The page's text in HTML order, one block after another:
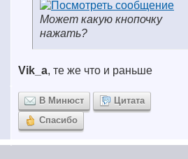
Может какую кнопочку
нажать?
Vik_a, те же что и раньше
В Минюст
Цитата
Спасибо